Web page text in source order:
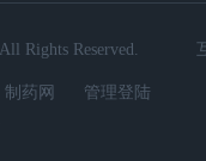
All Rights Reserved.
制药网
管理登陆